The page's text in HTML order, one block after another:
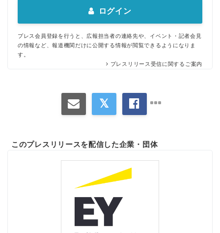
ログイン
プレス会員登録を行うと、広報担当者の連絡先や、イベント・記者会見
の情報など、報道機関だけに公開する情報が閲覧できるようになりま
す。
プレスリリース受信に関するご案内
このプレスリリースを配信した企業・団体